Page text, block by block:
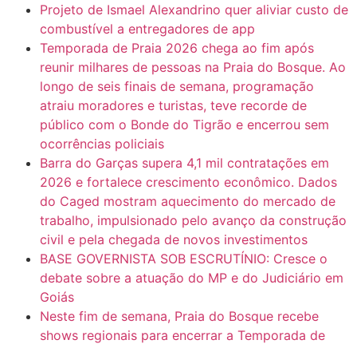
Projeto de Ismael Alexandrino quer aliviar custo de
combustível a entregadores de app
Temporada de Praia 2026 chega ao fim após
reunir milhares de pessoas na Praia do Bosque. Ao
longo de seis finais de semana, programação
atraiu moradores e turistas, teve recorde de
público com o Bonde do Tigrão e encerrou sem
ocorrências policiais
Barra do Garças supera 4,1 mil contratações em
2026 e fortalece crescimento econômico. Dados
do Caged mostram aquecimento do mercado de
trabalho, impulsionado pelo avanço da construção
civil e pela chegada de novos investimentos
BASE GOVERNISTA SOB ESCRUTÍNIO: Cresce o
debate sobre a atuação do MP e do Judiciário em
Goiás
Neste fim de semana, Praia do Bosque recebe
shows regionais para encerrar a Temporada de